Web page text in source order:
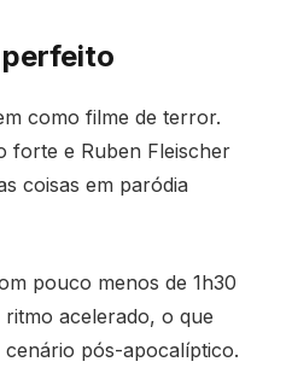
como filme de terror.
forte e Ruben Fleischer
coisas em paródia
pouco menos de 1h30
acelerado, o que
pós-apocalíptico.